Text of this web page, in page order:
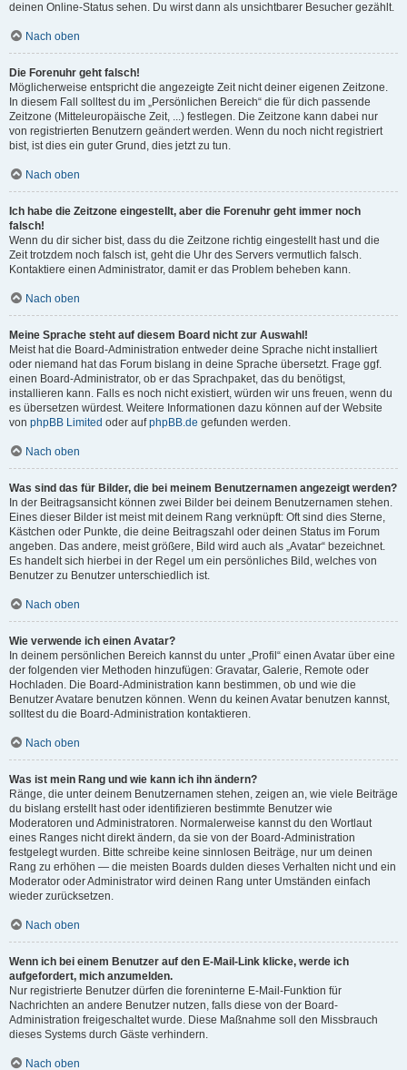
deinen Online-Status sehen. Du wirst dann als unsichtbarer Besucher gezählt.
Nach oben
Die Forenuhr geht falsch!
Möglicherweise entspricht die angezeigte Zeit nicht deiner eigenen Zeitzone.
In diesem Fall solltest du im „Persönlichen Bereich“ die für dich passende
Zeitzone (Mitteleuropäische Zeit, ...) festlegen. Die Zeitzone kann dabei nur
von registrierten Benutzern geändert werden. Wenn du noch nicht registriert
bist, ist dies ein guter Grund, dies jetzt zu tun.
Nach oben
Ich habe die Zeitzone eingestellt, aber die Forenuhr geht immer noch
falsch!
Wenn du dir sicher bist, dass du die Zeitzone richtig eingestellt hast und die
Zeit trotzdem noch falsch ist, geht die Uhr des Servers vermutlich falsch.
Kontaktiere einen Administrator, damit er das Problem beheben kann.
Nach oben
Meine Sprache steht auf diesem Board nicht zur Auswahl!
Meist hat die Board-Administration entweder deine Sprache nicht installiert
oder niemand hat das Forum bislang in deine Sprache übersetzt. Frage ggf.
einen Board-Administrator, ob er das Sprachpaket, das du benötigst,
installieren kann. Falls es noch nicht existiert, würden wir uns freuen, wenn du
es übersetzen würdest. Weitere Informationen dazu können auf der Website
von phpBB Limited oder aufphpBB.de gefunden werden.
Nach oben
Was sind das für Bilder, die bei meinem Benutzernamen angezeigt werden?
In der Beitragsansicht können zwei Bilder bei deinem Benutzernamen stehen.
Eines dieser Bilder ist meist mit deinem Rang verknüpft: Oft sind dies Sterne,
Kästchen oder Punkte, die deine Beitragszahl oder deinen Status im Forum
angeben. Das andere, meist größere, Bild wird auch als „Avatar“ bezeichnet.
Es handelt sich hierbei in der Regel um ein persönliches Bild, welches von
Benutzer zu Benutzer unterschiedlich ist.
Nach oben
Wie verwende ich einen Avatar?
In deinem persönlichen Bereich kannst du unter „Profil“ einen Avatar über eine
der folgenden vier Methoden hinzufügen: Gravatar, Galerie, Remote oder
Hochladen. Die Board-Administration kann bestimmen, ob und wie die
Benutzer Avatare benutzen können. Wenn du keinen Avatar benutzen kannst,
solltest du die Board-Administration kontaktieren.
Nach oben
Was ist mein Rang und wie kann ich ihn ändern?
Ränge, die unter deinem Benutzernamen stehen, zeigen an, wie viele Beiträge
du bislang erstellt hast oder identifizieren bestimmte Benutzer wie
Moderatoren und Administratoren. Normalerweise kannst du den Wortlaut
eines Ranges nicht direkt ändern, da sie von der Board-Administration
festgelegt wurden. Bitte schreibe keine sinnlosen Beiträge, nur um deinen
Rang zu erhöhen — die meisten Boards dulden dieses Verhalten nicht und ein
Moderator oder Administrator wird deinen Rang unter Umständen einfach
wieder zurücksetzen.
Nach oben
Wenn ich bei einem Benutzer auf den E-Mail-Link klicke, werde ich
aufgefordert, mich anzumelden.
Nur registrierte Benutzer dürfen die foreninterne E-Mail-Funktion für
Nachrichten an andere Benutzer nutzen, falls diese von der Board-
Administration freigeschaltet wurde. Diese Maßnahme soll den Missbrauch
dieses Systems durch Gäste verhindern.
Nach oben